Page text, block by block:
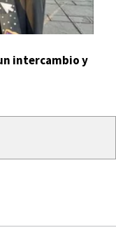
intercambio y